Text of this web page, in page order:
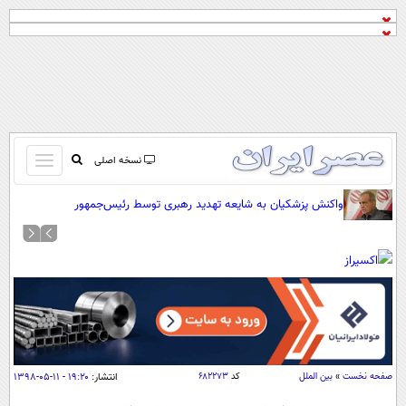
نسخه اصلی
باز
و
کردن
صفحه اول
آب و هوا
اوقات شرعی
پیوند ها
واکنش پزشکیان به شایعه تهدید رهبری توسط رئیس‌جمهور
صفحه نخست » بین الملل کد۶۸۲۲۷۳ انتشار: ۱۹:۲۰ - ۱۱-۰۵-۱۳۹۸